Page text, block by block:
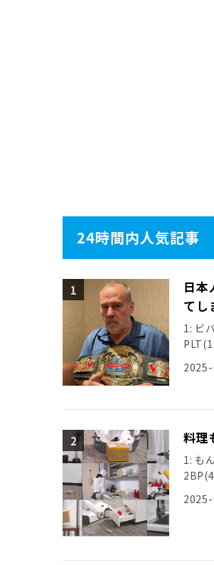
24時間内人気記事
日本
てし
1: ビ
料理
1: も